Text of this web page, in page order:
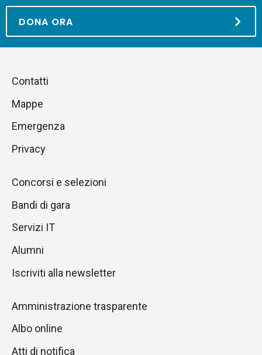
DONA ORA
Salta
sezione
Piè
di
pagina
Contatti
Mappe
Emergenza
Privacy
Concorsi e selezioni
Bandi di gara
Servizi IT
Alumni
Iscriviti alla newsletter
Amministrazione trasparente
Albo online
Atti di notifica